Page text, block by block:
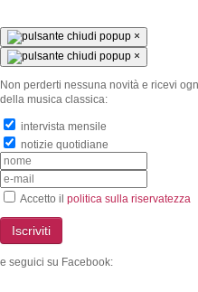
×
×
Non perderti nessuna novità e ricevi
della musica classica:
intervista mensile
notizie quotidiane
Accetto il politica sulla riservatezza
Iscriviti
e seguici su Facebook: